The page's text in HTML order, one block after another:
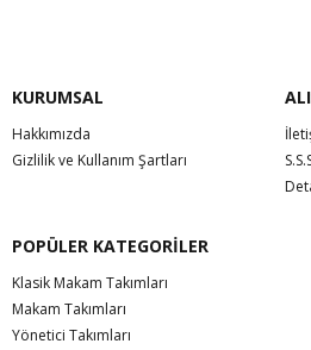
KURUMSAL
Hakkımızda
Gizlilik ve Kullanım Şartları
POPÜLER KATEGORİLER
Klasik Makam Takımları
Makam Takımları
Yönetici Takımları